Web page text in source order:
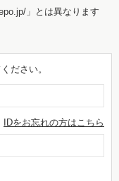
」 とは異なります
ださい。
IDをお忘れの方はこちら